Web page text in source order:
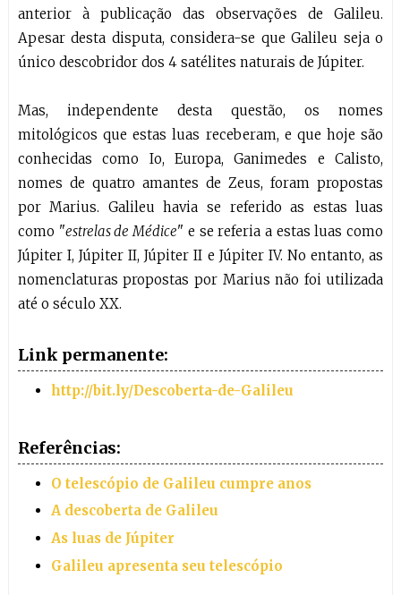
anterior à publicação das observações de Galileu.
Apesar desta disputa, considera-se que Galileu seja o
único descobridor dos 4 satélites naturais de Júpiter.
Mas, independente desta questão, os nomes
mitológicos que estas luas receberam, e que hoje são
conhecidas como Io, Europa, Ganimedes e Calisto,
nomes de quatro amantes de Zeus, foram propostas
por Marius. Galileu havia se referido as estas luas
como "estrelas de Médice" e se referia a estas luas como
Júpiter I, Júpiter II, Júpiter II e Júpiter IV. No entanto, as
nomenclaturas propostas por Marius não foi utilizada
até o século XX.
Link permanente:
http://bit.ly/Descoberta-de-Galileu
Referências:
O telescópio de Galileu cumpre anos
A descoberta de Galileu
As luas de Júpiter
Galileu apresenta seu telescópio